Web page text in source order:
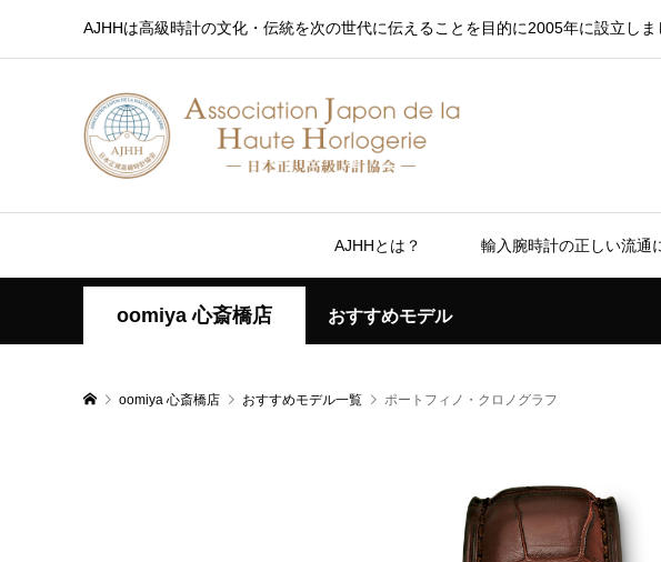
AJHHは高級時計の文化・伝統を次の世代に伝えることを目的に2005年に設立し
AJHHとは？ 輸入腕時計の正しい流通
oomiya 心斎橋店 おすすめモデル
oomiya 心斎橋店 おすすめモデル一覧 ポートフィノ・クロノグラフ